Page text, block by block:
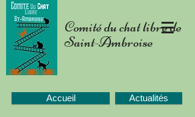
Comité du chat libre de
Saint-Ambroise
Accueil Actualités